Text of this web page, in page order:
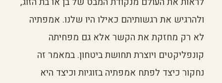
ולהרגיש את רגשותיהם כאילו היו שלנו. אמפתיה
לא רק מחזקת את הקשר אלא גם מפחיתה
קונפליקטים ויוצרת תחושת ביטחון. במאמר זה
נחקור כיצד לפתח אמפתיה בזוגיות וכיצד היא